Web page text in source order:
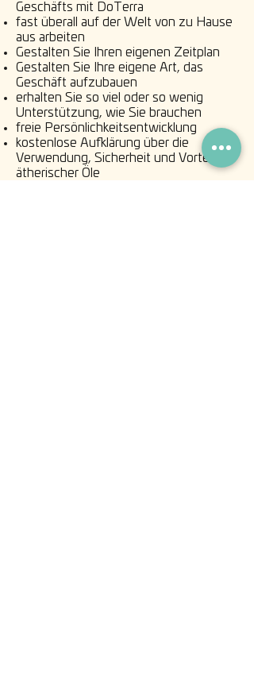
Geschäfts mit DoTerra
fast überall auf der Welt von zu Hause
aus arbeiten
Gestalten Sie Ihren eigenen Zeitplan
Gestalten Sie Ihre eigene Art, das
Geschäft aufzubauen
erhalten Sie so viel oder so wenig
Unterstützung, wie Sie brauchen
freie Persönlichkeitsentwicklung
kostenlose Aufklärung über die
Verwendung, Sicherheit und Vorteile
ätherischer Öle